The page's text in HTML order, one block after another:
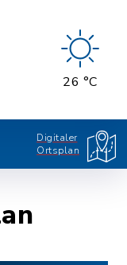
26 °C
Digitaler
Ortsplan